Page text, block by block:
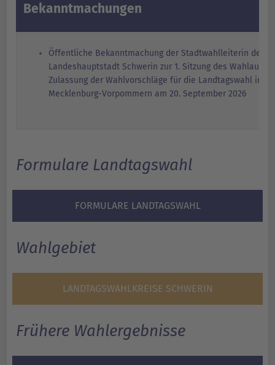
Bekanntmachungen
Öffentliche Bekanntmachung der Stadtwahlleiterin der
Landeshauptstadt Schwerin zur 1. Sitzung des
Zulassung der Wahlvorschläge für die Landtagswahl in
Mecklenburg-Vorpommern am 20. September 2026
Formulare Landtagswahl
FORMULARE LANDTAGSWAHL
Wahlgebiet
LANDTAGSWAHLKREISE SCHWERIN
Frühere Wahlergebnisse